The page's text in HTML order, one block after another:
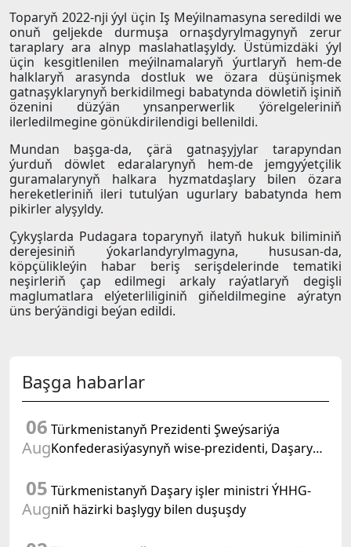
Toparyň 2022-nji ýyl üçin Iş Meýilnamasyna seredildi we
onuň geljekde durmuşa ornaşdyrylmagynyň zerur
taraplary ara alnyp maslahatlaşyldy. Üstümizdäki ýyl
üçin kesgitlenilen meýilnamalaryň ýurtlaryň hem-de
halklaryň arasynda dostluk we özara düşünişmek
gatnaşyklarynyň berkidilmegi babatynda döwletiň işiniň
özenini düzýän ynsanperwerlik ýörelgeleriniň
ilerledilmegine gönükdirilendigi bellenildi.
Mundan başga-da, çärä gatnaşyjylar tarapyndan
ýurduň döwlet edaralarynyň hem-de jemgyýetçilik
guramalarynyň halkara hyzmatdaşlary bilen özara
hereketleriniň ileri tutulýan ugurlary babatynda hem
pikirler alyşyldy.
Çykyşlarda Pudagara toparynyň ilatyň hukuk biliminiň
derejesiniň ýokarlandyrylmagyna, hususan-da,
köpçülikleýin habar beriş serişdelerinde tematiki
neşirleriň çap edilmegi arkaly raýatlaryň degişli
maglumatlara elýeterliliginiň giňeldilmegine aýratyn
üns berýändigi beýan edildi.
Başga habarlar
06
Aug
Türkmenistanyň Prezidenti Şweýsariýa
Konfederasiýasynyň wise-prezidenti, Daşary
etdi
05
Aug
Türkmenistanyň Daşary işler ministri ÝHHG-
niň häzirki başlygy bilen duşuşdy